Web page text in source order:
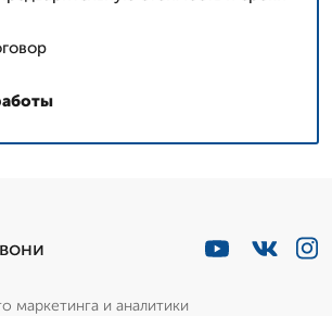
маркетинга и аналитики